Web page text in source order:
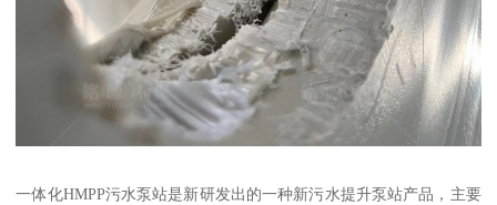
一体化HMPP污水泵站是新研发出的一种新污水提升泵站产品，主要